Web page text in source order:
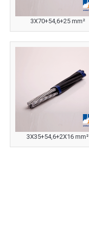
3X70+54,6+25 mm²
3X35+54,6+2X16 mm²